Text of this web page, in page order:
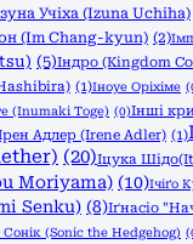
Учіха (Izuna Uchiha)
(Im Chang-kyun) (2)
(5)Індро (Kingdom
(1)Іноуе Оріхіме
(Inumaki Toge) (0)Інші
Адлер (Irene Adler) (1)
(20)Іцука
Moriyama) (10)Ічіґо
Senku) (8)Іґнасіо
(Sonic the Hedgehog)